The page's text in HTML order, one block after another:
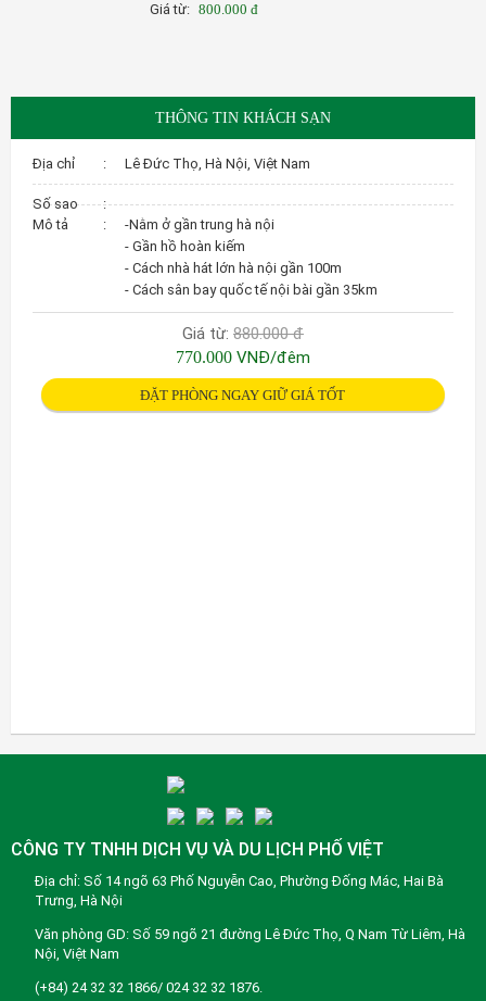
Giá từ: 800.000 đ
THÔNG TIN KHÁCH SẠN
Địa chỉ : Lê Đức Thọ, Hà Nội, Việt Nam
Số sao
:
Mô tả
:
-Nằm ở gần trung hà nội
- Gần hồ hoàn kiếm
- Cách nhà hát lớn hà nội gần 100m
- Cách sân bay quốc tế nội bài gần 35km
Giá từ: 880.000 đ
770.000 VNĐ/đêm
ĐẶT PHÒNG NGAY GIỮ GIÁ TỐT
CÔNG TY TNHH DỊCH VỤ VÀ DU LỊCH PHỐ VIỆT
Địa chỉ: Số 14 ngõ 63 Phố Nguyễn Cao, Phường Đống Mác, Hai Bà
Trưng, Hà Nội
Văn phòng GD: Số 59 ngõ 21 đường Lê Đức Thọ, Q Nam Từ Liêm, Hà
Nội, Việt Nam
(+84) 24 32 32 1866/ 024 32 32 1876.